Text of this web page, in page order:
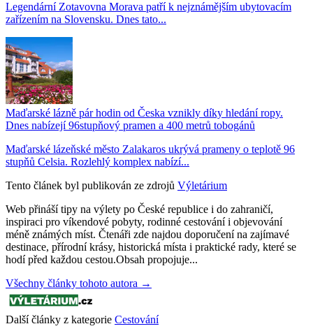
Legendární Zotavovna Morava patří k nejznámějším ubytovacím
zařízením na Slovensku. Dnes tato...
Maďarské lázně pár hodin od Česka vznikly díky hledání ropy.
Dnes nabízejí 96stupňový pramen a 400 metrů tobogánů
Maďarské lázeňské město Zalakaros ukrývá prameny o teplotě 96
stupňů Celsia. Rozlehlý komplex nabízí...
Tento článek byl publikován ze zdrojů Výletárium
Web přináší tipy na výlety po České republice i do zahraničí,
inspiraci pro víkendové pobyty, rodinné cestování i objevování
méně známých míst. Čtenáři zde najdou doporučení na zajímavé
destinace, přírodní krásy, historická místa i praktické rady, které se
hodí před každou cestou.Obsah propojuje...
Všechny články tohoto autora →
Další články z kategorie Cestování